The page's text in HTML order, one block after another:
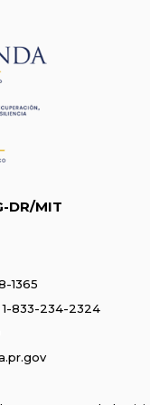
DR/MIT
1365
1-833-234-2324